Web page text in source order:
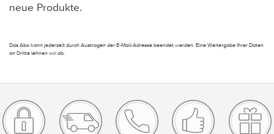
neue Produkte.
Das Abo kann jederzeit durch Austragen der E-Mail-Adresse beendet werden. Eine Weitergabe Ihrer Daten
an Dritte lehnen wir ab.